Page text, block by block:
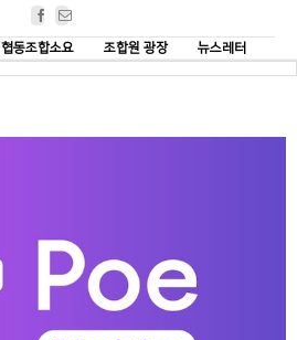
Facebook
협동조합소요 조합원 광장 뉴스레터